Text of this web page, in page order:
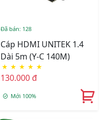
Đã bán: 128
Cáp HDMI UNITEK 1.4
Dài 5m (Y-C 140M)
★ ★ ★ ★ ★
130.000 đ
Mới 100%